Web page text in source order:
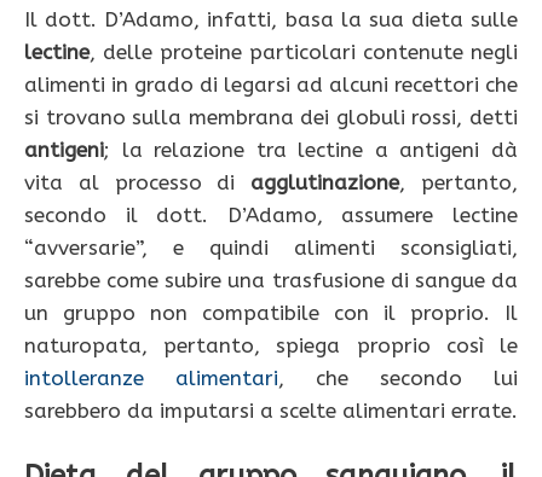
Il dott. D’Adamo, infatti, basa la sua dieta sulle
lectine, delle proteine particolari contenute negli
alimenti in grado di legarsi ad alcuni recettori che
si trovano sulla membrana dei globuli rossi, detti
antigeni; la relazione tra lectine a antigeni dà
vita al processo di agglutinazione, pertanto,
secondo il dott. D’Adamo, assumere lectine
“avversarie”, e quindi alimenti sconsigliati,
sarebbe come subire una trasfusione di sangue da
un gruppo non compatibile con il proprio. Il
naturopata, pertanto, spiega proprio così le
intolleranze alimentari, che secondo lui
sarebbero da imputarsi a scelte alimentari errate.